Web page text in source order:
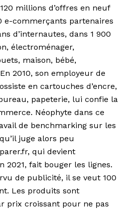
millions d’offres en neuf
e-commerçants partenaires
d’internautes, dans 1 900
électroménager,
maison, bébé,
2010, son employeur de
en cartouches d’encre,
papeterie, lui confie la
Néophyte dans ce
de benchmarking sur les
juge alors peu
, qui devient
2021, fait bouger les lignes.
de publicité, il se veut 100
Les produits sont
prix croissant pour ne pas